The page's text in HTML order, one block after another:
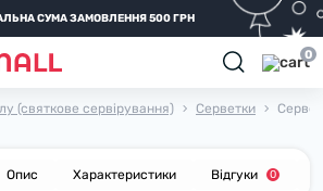
СУМА ЗАМОВЛЕННЯ 500 ГРН
0
(святкове сервірування) Серветки
Опис Характеристики Відгуки 0